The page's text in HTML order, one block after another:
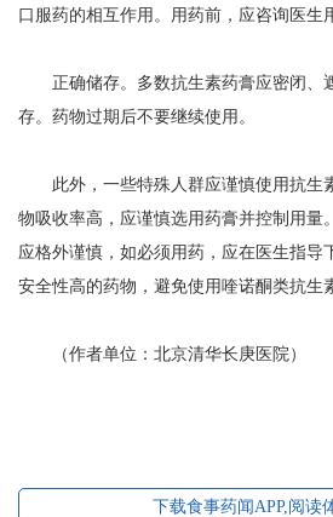
口服药的相互作用。用药前，应咨询医生
正确储存。多数抗生素药膏应密闭、
存。药物过期后不要继续使用。
此外，一些特殊人群应谨慎使用抗生
物吸收率高，应谨慎选用药膏并控制用量
应格外谨慎，如必须用药，应在医生指导
安全性高的药物，避免使用喹诺酮类抗生
（作者单位：北京清华长庚医院）
下载食事药闻APP,阅读